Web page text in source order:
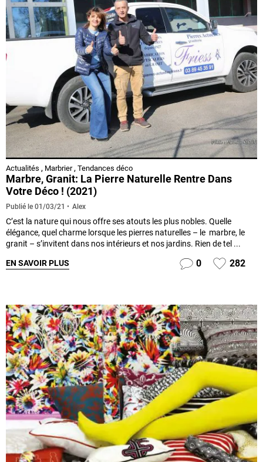
Actualités , Marbrier, Tendances déco
Marbre, Granit: La Pierre Naturelle Rentre Dans
Votre Déco ! (2021)
Publié le 01/03/21 Alex
C’est la nature qui nous offre ses atouts les plus nobles. Quelle
élégance, quel charme lorsque les pierres naturelles – le marbre, le
granit – s’invitent dans nos intérieurs et nos jardins. Rien de tel ...
EN SAVOIR PLUS 0 282